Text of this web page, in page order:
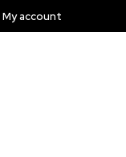
My account